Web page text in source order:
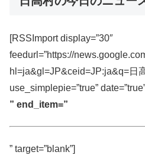
[RSSImport display=”30″
feedurl=”https://
hl=ja&gl=JP&ceid=JP:ja&q=日
use_simplepie=”true”
” end_item=”
” target=”blank”]